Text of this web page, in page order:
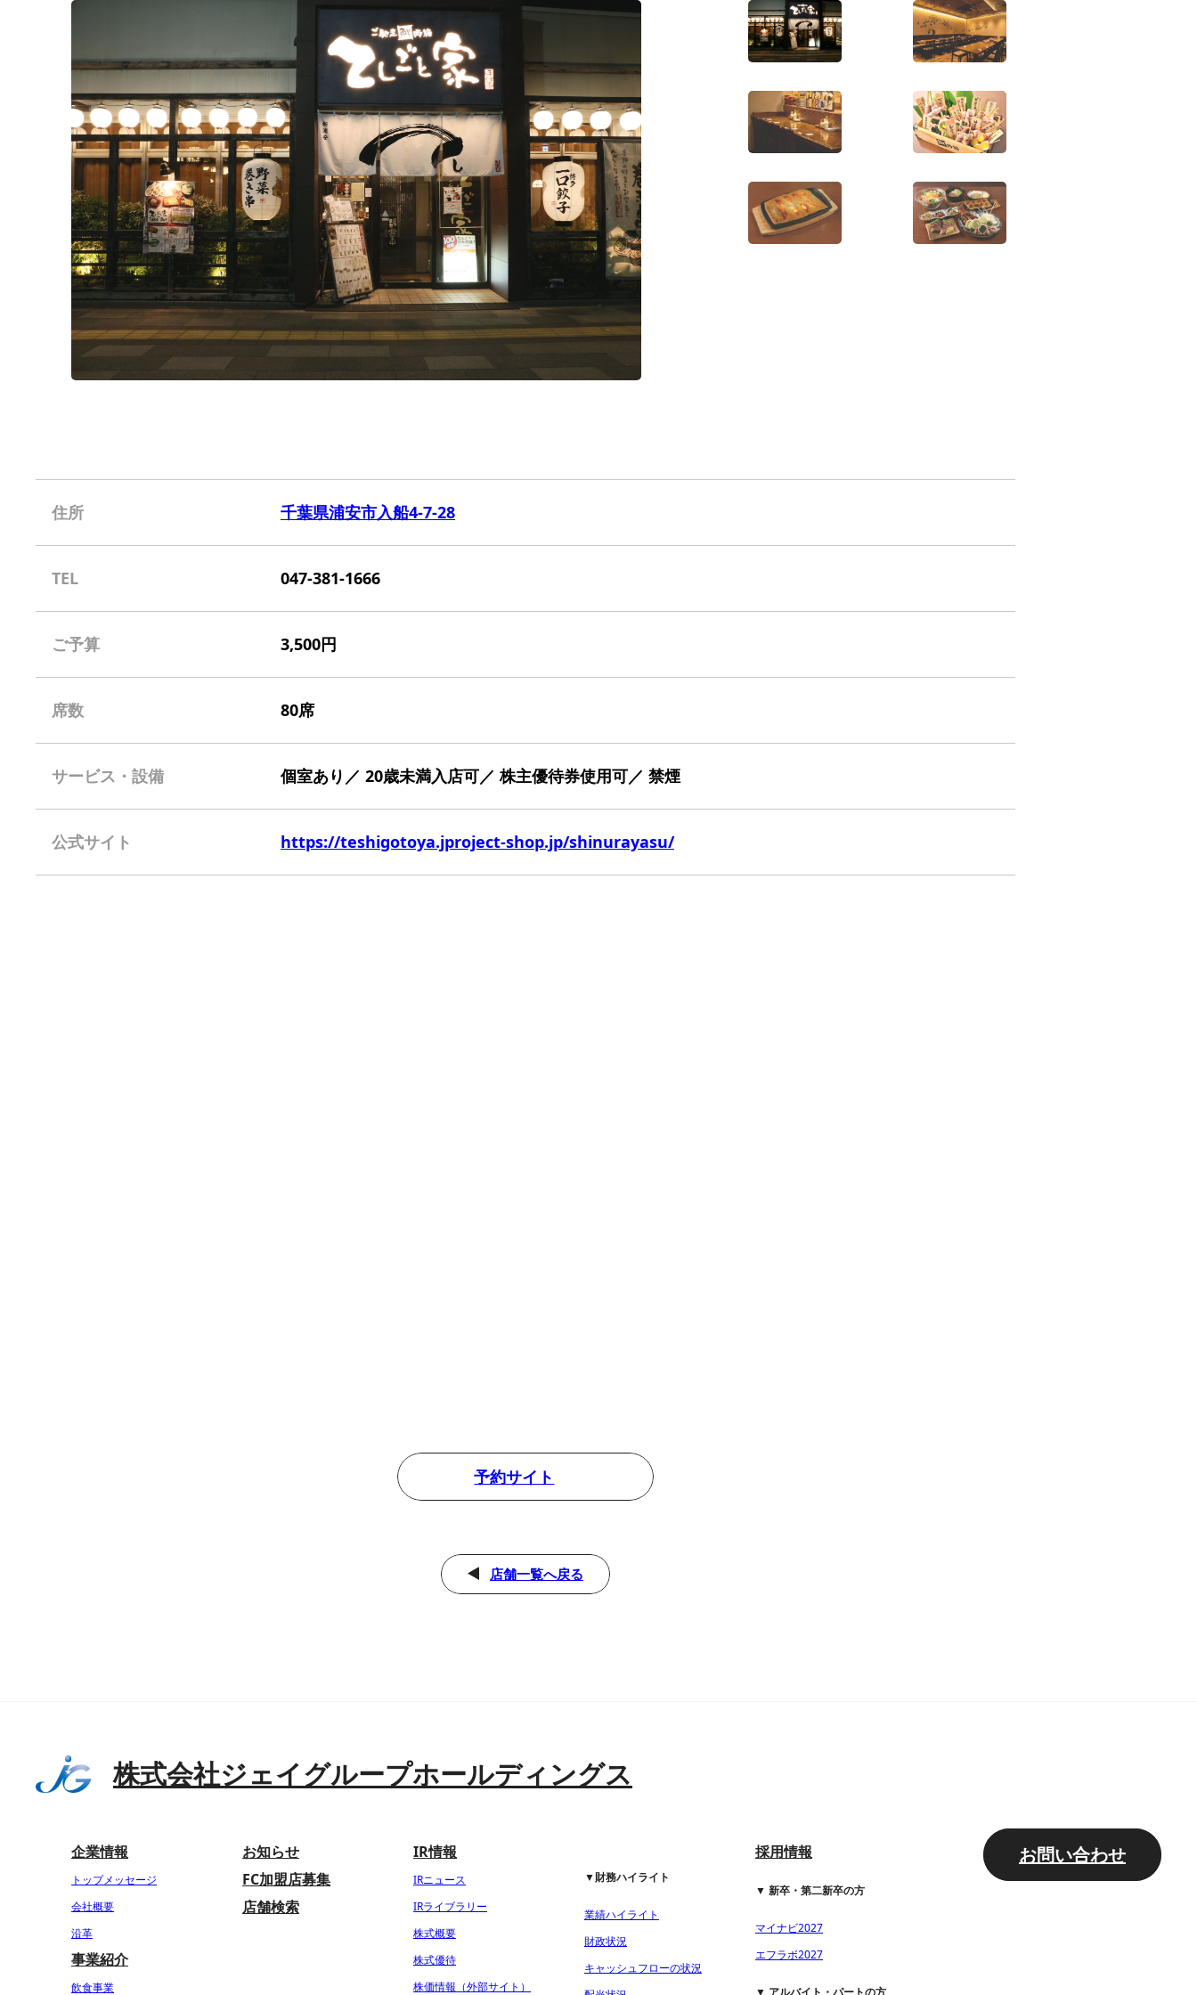
住所 千葉県浦安市入船4-7-28
TEL 047-381-1666
ご予算 3,500円
席数 80席
サービス・設備 個室あり／ 20歳未満入店可／ 株主優待券使用可／ 禁煙
公式サイト https://teshigotoya.jproject-shop.jp/shinurayasu/
予約サイト
店舗一覧へ戻る
株式会社ジェイグループホールディングス
企業情報
トップメッセージ
会社概要
沿革
事業紹介
飲食事業
お知らせ
FC加盟店募集
店舗検索
IR情報
IRニュース
IRライブラリー
株式概要
株式優待
株価情報（外部サイト）
▼財務ハイライト
業績ハイライト
財政状況
キャッシュフローの状況
採用情報
▼ 新卒・第二新卒の方
マイナビ2027
エフラボ2027
▼ アルバイト・パートの方
お問い合わせ